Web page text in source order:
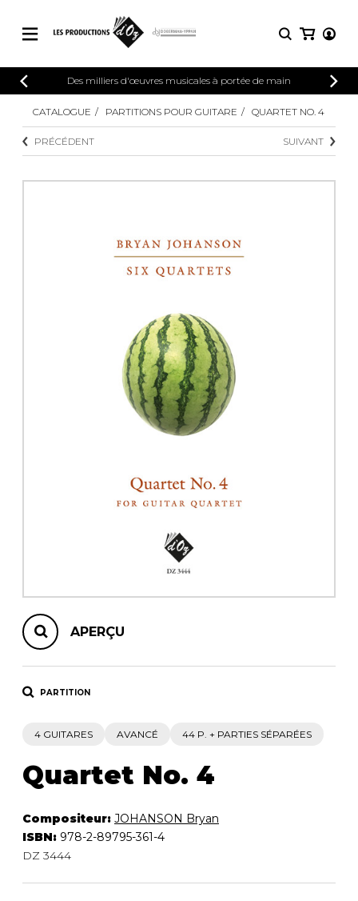
CATALOGUE
Explorez notre catalogue de partitions
riche en œuvres originales et en
arrangements de qualité.
PARTITIONS POUR ENSEMBLES
AUTRES PRODUITS
CONNEXION
INSCRIPTION
Des milliers d'œuvres musicales à portée de main
PARTITIONS
Méthodes
CATALOGUE PARTITIONS POUR GUITARE QUARTET NO. 4
PRÉCÉDENT SUIVANT
APERÇU
PARTITION
4 GUITARES AVANCÉ 44 P. + PARTIES SÉPARÉES
Quartet No. 4
Compositeur: JOHANSON Bryan
ISBN: 978-2-89795-361-4
DZ 3444